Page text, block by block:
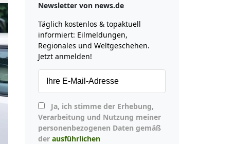
Newsletter von news.de
Täglich kostenlos & topaktuell
informiert: Eilmeldungen,
Regionales und Weltgeschehen.
Jetzt anmelden!
Verarbeitung und Nutzung meiner
personenbezogenen Daten gemäß
der ausführlichen